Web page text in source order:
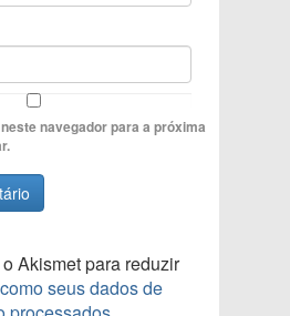
navegador para a próxima
Akismet para reduzir
seus dados de